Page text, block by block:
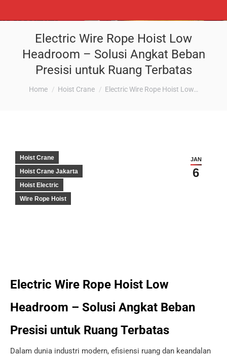
Electric Wire Rope Hoist Low
Headroom – Solusi Angkat Beban
Presisi untuk Ruang Terbatas
Home Hoist Crane Electric Wire Rope Hoist Low…
JAN
6
Hoist Crane
Hoist Crane Jakarta
Hoist Electric
Wire Rope Hoist
Electric Wire Rope Hoist Low
Headroom – Solusi Angkat Beban
Presisi untuk Ruang Terbatas
Dalam dunia industri modern, efisiensi ruang dan keandalan